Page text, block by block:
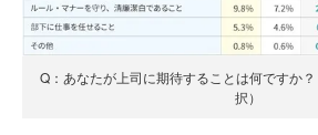
Q：あなたが上司に期待することは何ですか
択）